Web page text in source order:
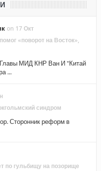
on 17 Окт
«поворот на Восток»,
МИД КНР Ван И "Китай
...
синдром
Сторонник реформ в
по гульбищу на позорище